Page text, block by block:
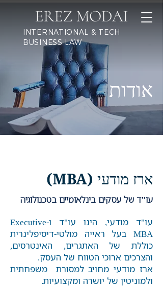
INTERNATIONAL & TECH
BUSINESS LAW
אודות
ארז מודעי (MBA)
עו"ד של עסקים בינלאומיים בטכנולוגיה
עו"ד מודעי, הינו עו"ד ו-Executive
MBA בעל ראייה מולטי-דיסיפלינרית
כוללת של האתגרים, האינטרסים,
והצרכים ארוכי הטווח של העסק.
ארז מודעי מחויב למסורת משפחתית
ולמוניטין של יושרה ומקצועיות.